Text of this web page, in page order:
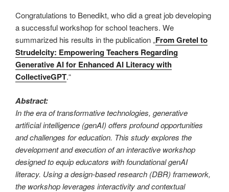
Congratulations to Benedikt, who did a great job developing
a successful workshop for school teachers. We
summarized his results in the publication „From Gretel to
Strudelcity: Empowering Teachers Regarding
Generative AI for Enhanced AI Literacy with
CollectiveGPT.“
Abstract:
In the era of transformative technologies, generative
artificial intelligence (genAI) offers profound opportunities
and challenges for education. This study explores the
development and execution of an interactive workshop
designed to equip educators with foundational genAI
literacy. Using a design-based research (DBR) framework,
the workshop leverages interactivity and contextual